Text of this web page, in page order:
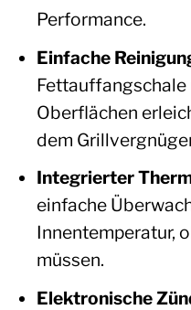
Performance.
Einfache
Fettauffangschale
Oberflächen
dem
Integrierter
einfache
Innentemperatur,
müssen.
Elektronische